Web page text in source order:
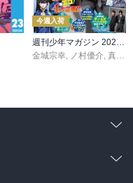
今週入荷
週刊少年マガジン 2026年36・37号[2026年8月5日発売]
金城宗幸, ノ村優介, 真島ヒロ